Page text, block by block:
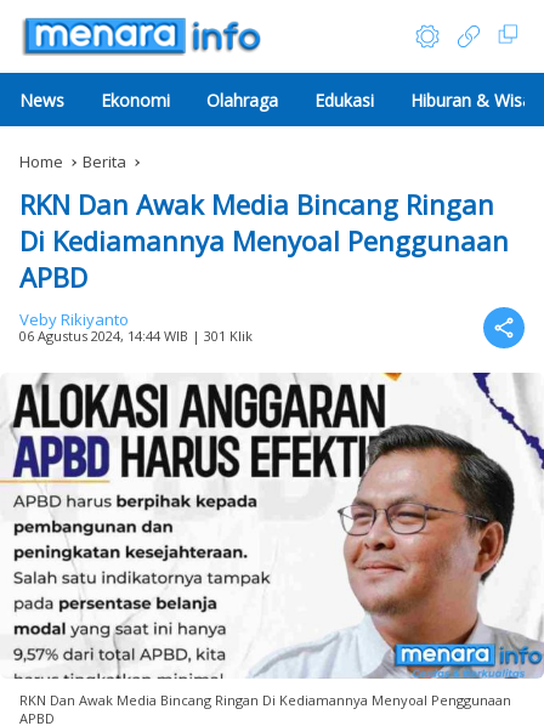
News Ekonomi Olahraga Edukasi Hiburan &
Home Berita
RKN Dan Awak Media Bincang Ringan
Di Kediamannya Menyoal Penggunaan
APBD
Veby Rikiyanto
06 Agustus 2024, 14:44 WIB | 301 Klik
RKN Dan Awak Media Bincang Ringan Di Kediamannya Menyoal Penggunaan
APBD